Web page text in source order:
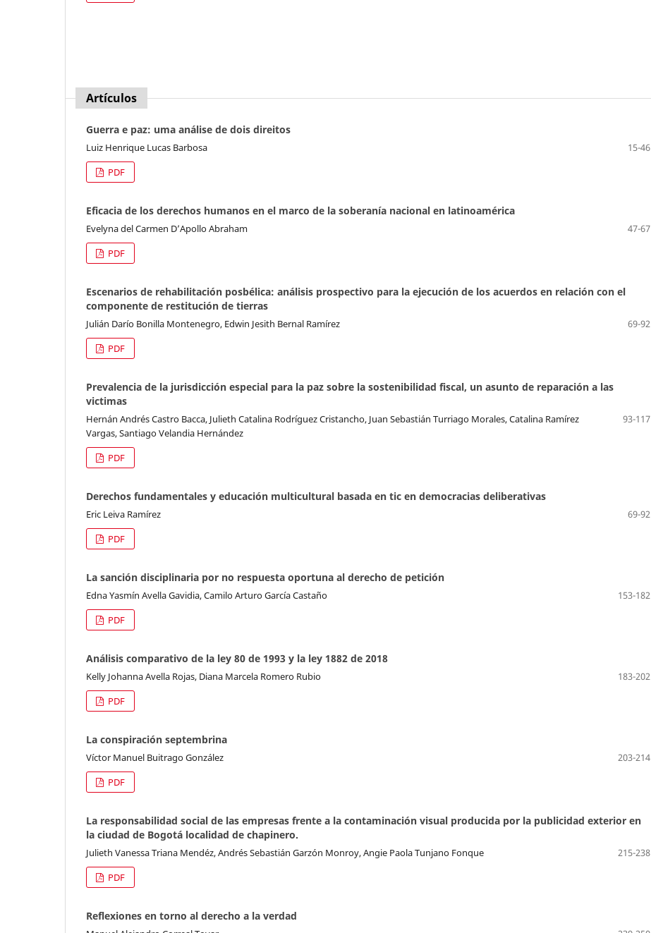
Artículos
Guerra e paz: uma análise de dois direitos
Luiz Henrique Lucas Barbosa
15-46
PDF
Eficacia de los derechos humanos en el marco de la soberanía nacional en latinoamérica
Evelyna del Carmen D’Apollo Abraham
47-67
PDF
Escenarios de rehabilitación posbélica: análisis prospectivo para la ejecución de los acuerdos en relación con el
componente de restitución de tierras
Julián Darío Bonilla Montenegro, Edwin Jesith Bernal Ramírez
69-92
PDF
Prevalencia de la jurisdicción especial para la paz sobre la sostenibilidad fiscal, un asunto de reparación a las
victimas
Hernán Andrés Castro Bacca, Julieth Catalina Rodríguez Cristancho, Juan Sebastián Turriago Morales, Catalina Ramírez
Vargas, Santiago Velandia Hernández
93-117
PDF
Derechos fundamentales y educación multicultural basada en tic en democracias deliberativas
Eric Leiva Ramírez
69-92
PDF
La sanción disciplinaria por no respuesta oportuna al derecho de petición
Edna Yasmín Avella Gavidia, Camilo Arturo García Castaño
153-182
PDF
Análisis comparativo de la ley 80 de 1993 y la ley 1882 de 2018
Kelly Johanna Avella Rojas, Diana Marcela Romero Rubio
183-202
PDF
La conspiración septembrina
Víctor Manuel Buitrago González
203-214
PDF
La responsabilidad social de las empresas frente a la contaminación visual producida por la publicidad exterior en
la ciudad de Bogotá localidad de chapinero.
Julieth Vanessa Triana Mendéz, Andrés Sebastián Garzón Monroy, Angie Paola Tunjano Fonque
215-238
PDF
Reflexiones en torno al derecho a la verdad